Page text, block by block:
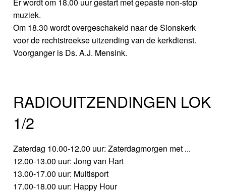
muziek.
Om 18.30 wordt overgeschakeld naar de Sionskerk
voor de rechtstreekse uitzending van de kerkdienst.
Voorganger is Ds. A.J. Mensink.
RADIOUITZENDINGEN LOK
1/2
Zaterdag 10.00-12.00 uur: Zaterdagmorgen met ...
12.00-13.00 uur: Jong van Hart
13.00-17.00 uur: Multisport
17.00-18.00 uur: Happy Hour